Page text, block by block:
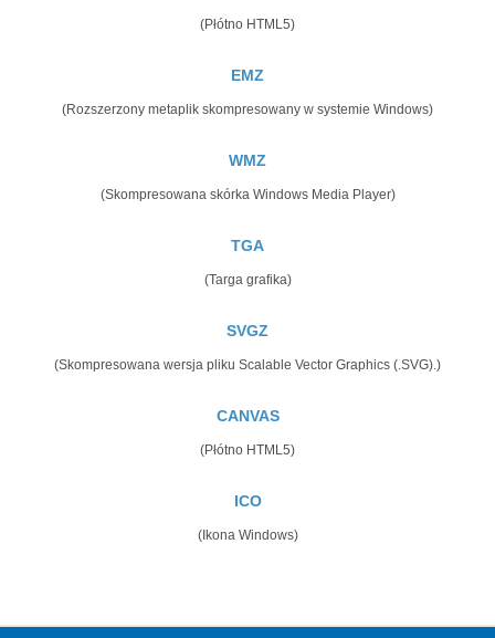
(Płótno HTML5)
EMZ
(Rozszerzony metaplik skompresowany w systemie Windows)
WMZ
(Skompresowana skórka Windows Media Player)
TGA
(Targa grafika)
SVGZ
(Skompresowana wersja pliku Scalable Vector Graphics (.SVG).)
CANVAS
(Płótno HTML5)
ICO
(Ikona Windows)